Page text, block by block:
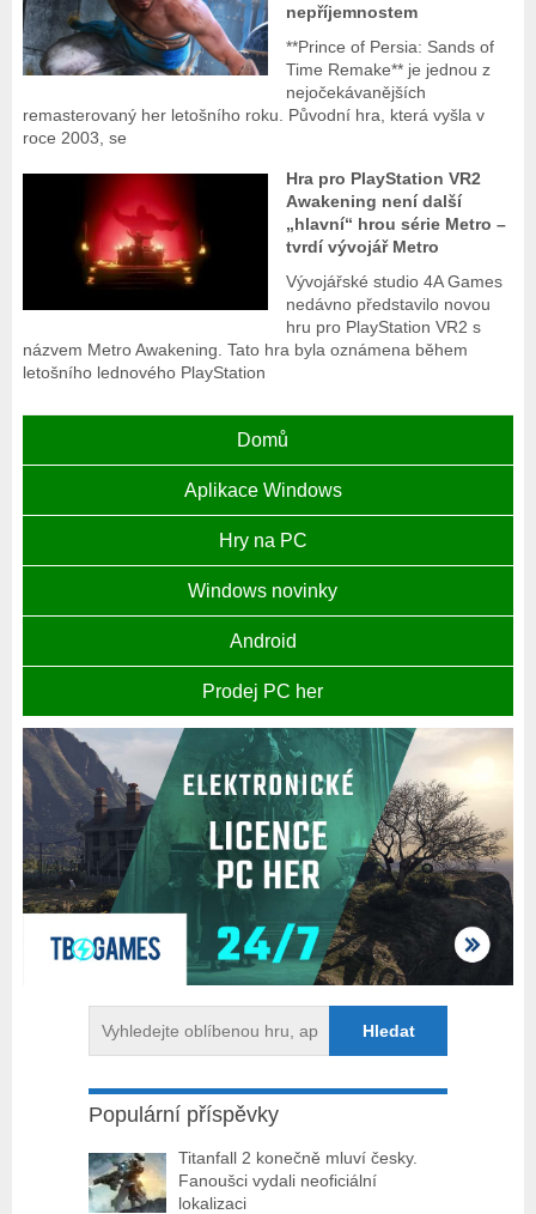
nepříjemnostem
**Prince of Persia: Sands of
Time Remake** je jednou z
nejočekávanějších
remasterovaný her letošního roku. Původní hra, která vyšla v
roce 2003, se
Hra pro PlayStation VR2
Awakening není další
„hlavní“ hrou série Metro –
tvrdí vývojář Metro
Vývojářské studio 4A Games
nedávno představilo novou
hru pro PlayStation VR2 s
názvem Metro Awakening. Tato hra byla oznámena během
letošního lednového PlayStation
Domů
Aplikace Windows
Hry na PC
Windows novinky
Android
Prodej PC her
Populární příspěvky
Titanfall 2 konečně mluví česky.
Fanoušci vydali neoficiální
lokalizaci